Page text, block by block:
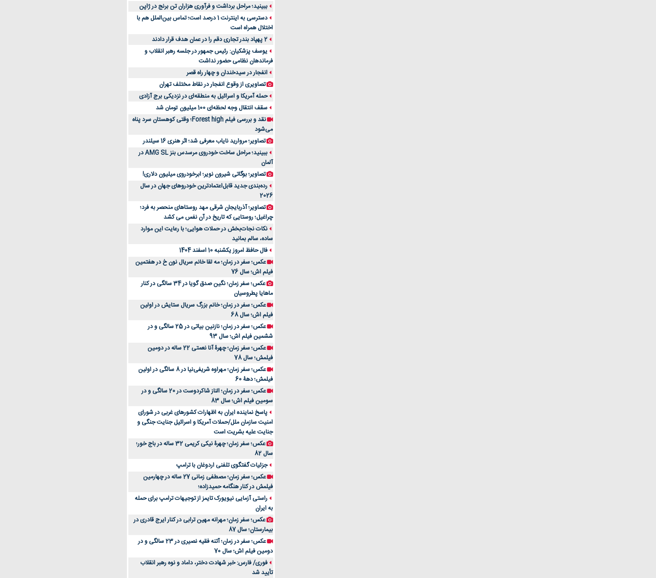
ببینید؛ مراحل برداشت و فرآوری هزاران تن برنج در ژاپن
دسترسی به اینترنت 1 درصد است؛ تماس بین‌الملل هم با
اختلال همراه است
2 پهپاد بندر تجاری دقم را در عمان هدف قرار دادند
یوسف پزشکیان: رئیس جمهور در جلسه رهبر انقلاب و
فرماندهان نظامی حضور نداشت
انفجار در سیدخندان و چهار راه قصر
تصاویری از وقوع انفجار در نقاط مختلف تهران
حمله آمریکا و اسرائیل به منطقه‌ای در نزدیکی برج آزادی
سقف انتقال وجه لحظه‌ای 100 میلیون تومان شد
نقد و بررسی فیلم Forest high؛ وقتی کوهستان سرد پناه
می‌شود
تصاویر؛ مروارید نایاب معرفی شد؛ اثر هنری 16 سیلندر
ببینید؛ مراحل ساخت خودروی مرسدس بنز AMG SL در
آلمان
تصاویر؛ بوگاتی شیرون نویر؛ ابرخودروی میلیون دلاری!
رده‌بندی جدید قابل‌اعتمادترین خودروهای جهان در سال
2026
تصاویر؛ آذربایجان شرقی مهد روستاهای منحصر به فرد؛
چراغیل؛ روستایی که تاریخ در آن نفس می کشد
نکات نجات‌بخش در حملات هوایی؛ با رعایت این موارد
ساده، سالم بمانید
فال حافظ امروز یکشنبه 10 اسفند 1404
عکس؛ سفر در زمان؛ مه لقا خانم سریال نون خ در هفتمین
فیلم اش؛ سال 76
عکس؛ سفر زمان؛ نگین صدق گویا در 34 سالگی در کنار
ماهایا پطروسیان
عکس؛ سفر در زمان؛ خانم بزرگ سریال ستایش در اولین
فیلم اش؛ سال 68
عکس؛ سفر در زمان؛ نازنین بیاتی در 25 سالگی و در
ششمین فیلم اش؛ سال 93
عکس؛ سفر زمان؛ چهرۀ آنا نعمتی 22 ساله در دومین
فیلمش؛ سال 78
عکس؛ سفر زمان؛ مهراوه شریفی‌نیا در 8 سالگی در اولین
فیلمش؛ دهۀ 60
عکس؛ سفر در زمان؛ الناز شاکردوست در 20 سالگی و در
سومین فیلم اش؛ سال 83
پاسخ نماینده ایران به اظهارات کشورهای غربی در شورای
امنیت سازمان ملل/حملات آمریکا و اسرائیل جنایت جنگی و
جنایت علیه بشریت است
عکس؛ سفر زمان؛ چهرۀ نیکی کریمی 32 ساله در باج خور؛
سال 82
جزئیات گفتگوی تلفنی اردوغان با ترامپ
عکس؛ سفر زمان؛ مصطفی زمانی 27 ساله در چهارمین
فیلمش در کنار هنگامه حمیدزاده؛
راستی آزمایی نیویورک تایمز از توجیهات ترامپ برای حمله
به ایران
عکس؛ سفر زمان؛ مهرانه مهین ترابی در کنار ایرج قادری در
بیمارستان؛ سال 87
عکس؛ سفر در زمان؛ آتنه فقیه نصیری در 23 سالگی و در
دومین فیلم اش؛ سال 70
فوری/ فارس: خبر شهادت دختر، داماد و نوه رهبر انقلاب
تأیید شد